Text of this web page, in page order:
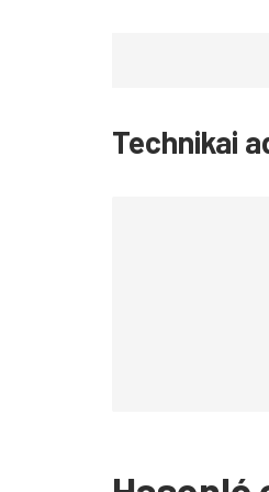
Technikai